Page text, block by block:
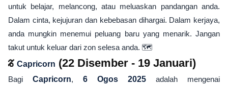
untuk belajar, melancong, atau meluaskan pandangan anda.
Dalam cinta, kejujuran dan kebebasan dihargai. Dalam kerjaya,
anda mungkin menemui peluang baru yang menarik. Jangan
takut untuk keluar dari zon selesa anda. 🗺️
♑ Capricorn (22 Disember - 19 Januari)
Bagi Capricorn, 6 Ogos 2025 adalah mengenai